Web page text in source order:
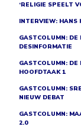
‘RELIGIE SPEELT
INTERVIEW: HANS
GASTCOLUMN: DE
DESINFORMATIE
GASTCOLUMN: DE
HOOFDTAAK 1
GASTCOLUMN:
NIEUW DEBAT
GASTCOLUMN:
2.0